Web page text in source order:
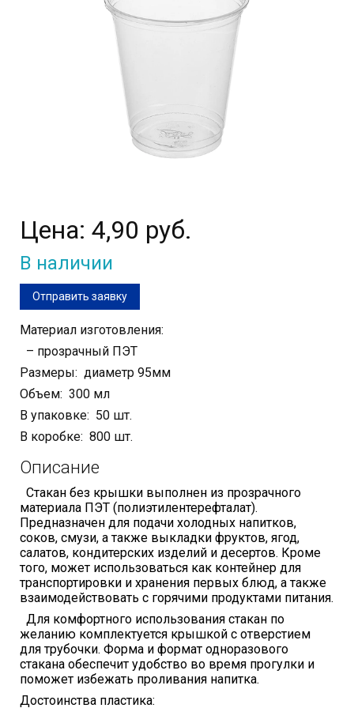
Цена: 4,90 руб.
В наличии
Отправить заявку
Материал изготовления:
– прозрачный ПЭТ
Размеры: диаметр 95мм
Объем: 300 мл
В упаковке: 50 шт.
В коробке: 800 шт.
Описание
Стакан без крышки выполнен из прозрачного
материала ПЭТ (полиэтилентерефталат).
Предназначен для подачи холодных напитков,
соков, смузи, а также выкладки фруктов, ягод,
салатов, кондитерских изделий и десертов. Кроме
того, может использоваться как контейнер для
транспортировки и хранения первых блюд, а также
взаимодействовать с горячими продуктами питания.
Для комфортного использования стакан по
желанию комплектуется крышкой с отверстием
для трубочки. Форма и формат одноразового
стакана обеспечит удобство во время прогулки и
поможет избежать проливания напитка.
Достоинства пластика: